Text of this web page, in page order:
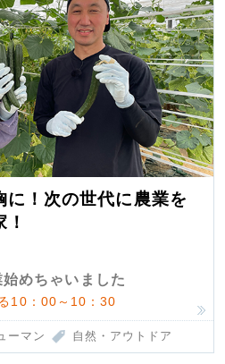
に！次の世代に農業を
めちゃいました
10：00～10：30
ーマン 自然・アウトドア